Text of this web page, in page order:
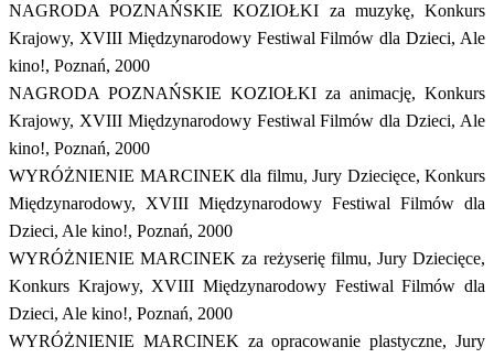
NAGRODA POZNAŃSKIE KOZIOŁKI za muzykę, Konkurs
Krajowy, XVIII Międzynarodowy Festiwal Filmów dla Dzieci, Ale
kino!, Poznań, 2000
NAGRODA POZNAŃSKIE KOZIOŁKI za animację, Konkurs
Krajowy, XVIII Międzynarodowy Festiwal Filmów dla Dzieci, Ale
kino!, Poznań, 2000
WYRÓŻNIENIE MARCINEK dla filmu, Jury Dziecięce, Konkurs
Międzynarodowy, XVIII Międzynarodowy Festiwal Filmów dla
Dzieci, Ale kino!, Poznań, 2000
WYRÓŻNIENIE MARCINEK za reżyserię filmu, Jury Dziecięce,
Konkurs Krajowy, XVIII Międzynarodowy Festiwal Filmów dla
Dzieci, Ale kino!, Poznań, 2000
WYRÓŻNIENIE MARCINEK za opracowanie plastyczne, Jury